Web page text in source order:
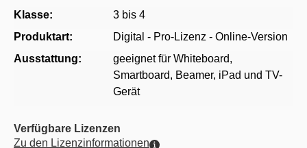
Klasse:
3 bis 4
Produktart:
Digital - Pro-Lizenz - Online-Version
Ausstattung:
geeignet für Whiteboard,
Smartboard, Beamer, iPad und TV-
Gerät
Verfügbare Lizenzen
Zu den Lizenzinformationen